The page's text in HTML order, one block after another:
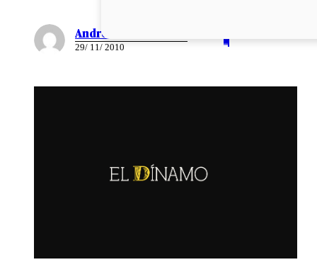
Andrea Medina
29/ 11/ 2010